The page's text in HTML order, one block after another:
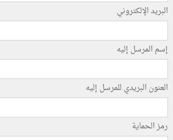
البريد الإلكتروني
إسم المرسل إليه
العنون البريدي للمرسل إليه
رمز الحماية